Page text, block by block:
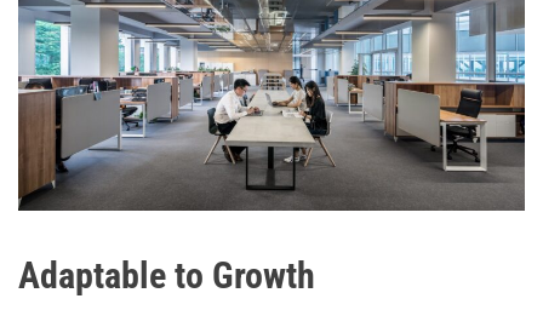
Adaptable to Growth